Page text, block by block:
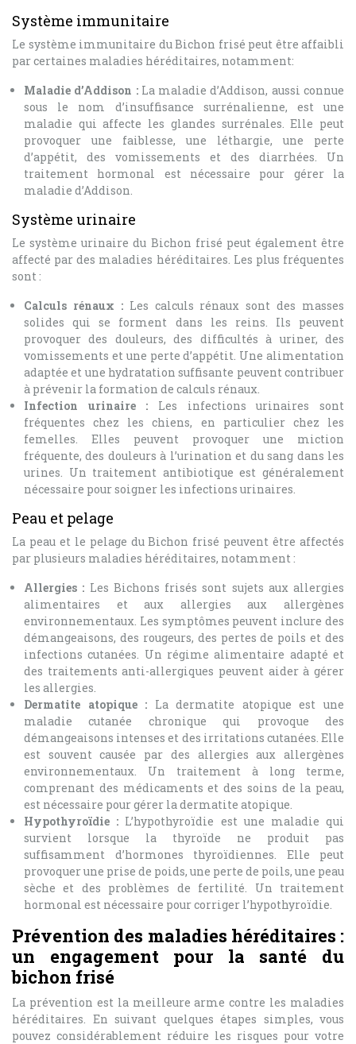
Système immunitaire
Le système immunitaire du Bichon frisé peut être affaibli
par certaines maladies héréditaires, notamment:
Maladie d’Addison : La maladie d’Addison, aussi connue
sous le nom d’insuffisance surrénalienne, est une
maladie qui affecte les glandes surrénales. Elle peut
provoquer une faiblesse, une léthargie, une perte
d’appétit, des vomissements et des diarrhées. Un
traitement hormonal est nécessaire pour gérer la
maladie d’Addison.
Système urinaire
Le système urinaire du Bichon frisé peut également être
affecté par des maladies héréditaires. Les plus fréquentes
sont :
Calculs rénaux : Les calculs rénaux sont des masses
solides qui se forment dans les reins. Ils peuvent
provoquer des douleurs, des difficultés à uriner, des
vomissements et une perte d’appétit. Une alimentation
adaptée et une hydratation suffisante peuvent contribuer
à prévenir la formation de calculs rénaux.
Infection urinaire : Les infections urinaires sont
fréquentes chez les chiens, en particulier chez les
femelles. Elles peuvent provoquer une miction
fréquente, des douleurs à l’urination et du sang dans les
urines. Un traitement antibiotique est généralement
nécessaire pour soigner les infections urinaires.
Peau et pelage
La peau et le pelage du Bichon frisé peuvent être affectés
par plusieurs maladies héréditaires, notamment :
Allergies : Les Bichons frisés sont sujets aux allergies
alimentaires et aux allergies aux allergènes
environnementaux. Les symptômes peuvent inclure des
démangeaisons, des rougeurs, des pertes de poils et des
infections cutanées. Un régime alimentaire adapté et
des traitements anti-allergiques peuvent aider à gérer
les allergies.
Dermatite atopique : La dermatite atopique est une
maladie cutanée chronique qui provoque des
démangeaisons intenses et des irritations cutanées. Elle
est souvent causée par des allergies aux allergènes
environnementaux. Un traitement à long terme,
comprenant des médicaments et des soins de la peau,
est nécessaire pour gérer la dermatite atopique.
Hypothyroïdie : L’hypothyroïdie est une maladie qui
survient lorsque la thyroïde ne produit pas
suffisamment d’hormones thyroïdiennes. Elle peut
provoquer une prise de poids, une perte de poils, une peau
sèche et des problèmes de fertilité. Un traitement
hormonal est nécessaire pour corriger l’hypothyroïdie.
Prévention des maladies héréditaires :
un engagement pour la santé du
bichon frisé
La prévention est la meilleure arme contre les maladies
héréditaires. En suivant quelques étapes simples, vous
pouvez considérablement réduire les risques pour votre